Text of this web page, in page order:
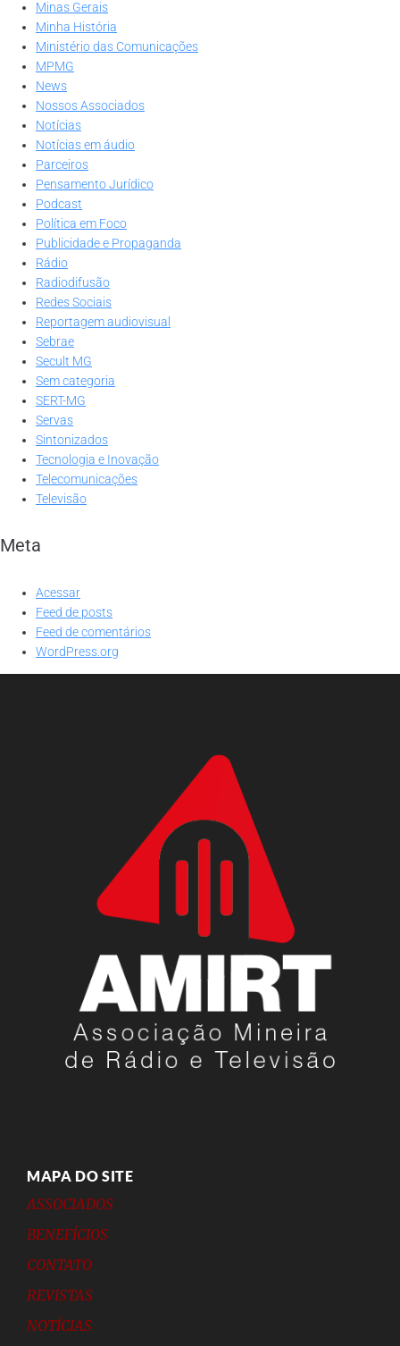
Minas Gerais
Minha História
Ministério das Comunicações
MPMG
News
Nossos Associados
Notícias
Notícias em áudio
Parceiros
Pensamento Jurídico
Podcast
Política em Foco
Publicidade e Propaganda
Rádio
Radiodifusão
Redes Sociais
Reportagem audiovisual
Sebrae
Secult MG
Sem categoria
SERT-MG
Servas
Sintonizados
Tecnologia e Inovação
Telecomunicações
Televisão
Meta
Acessar
Feed de posts
Feed de comentários
WordPress.org
MAPA DO SITE
ASSOCIADOS
BENEFÍCIOS
CONTATO
REVISTAS
NOTÍCIAS